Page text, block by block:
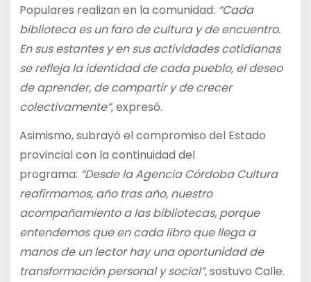
Populares realizan en la comunidad: “Cada
biblioteca es un faro de cultura y de encuentro.
En sus estantes y en sus actividades cotidianas
se refleja la identidad de cada pueblo, el deseo
de aprender, de compartir y de crecer
colectivamente”, expresó.
Asimismo, subrayó el compromiso del Estado
provincial con la continuidad del
programa: “Desde la Agencia Córdoba Cultura
reafirmamos, año tras año, nuestro
acompañamiento a las bibliotecas, porque
entendemos que en cada libro que llega a
manos de un lector hay una oportunidad de
transformación personal y social”, sostuvo Calle.